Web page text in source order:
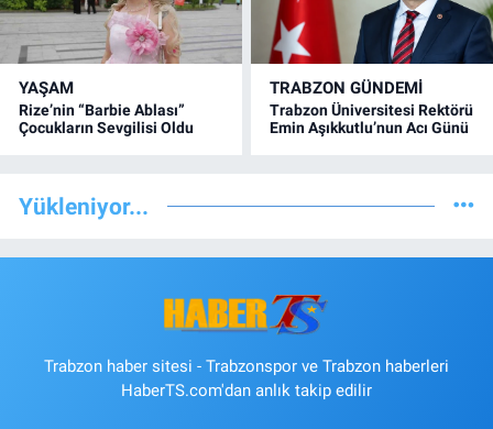
YAŞAM
Rize’nin “Barbie Ablası”
Çocukların Sevgilisi Oldu
TRABZON GÜNDEMİ
Trabzon Üniversitesi Rektörü
Emin Aşıkkutlu’nun Acı Günü
Yükleniyor...
Trabzon haber sitesi - Trabzonspor ve Trabzon haberleri
HaberTS.com'dan anlık takip edilir